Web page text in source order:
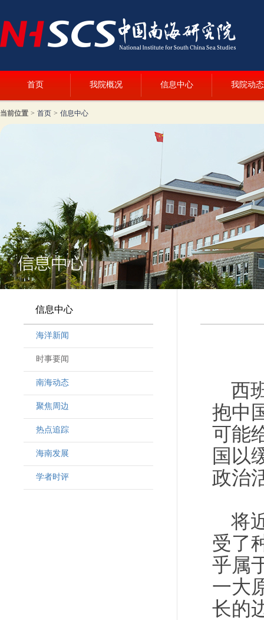
首页 我院概况 信息中心 我院动态
当前位置 > 首页 > 信息中心
信息中心
海洋新闻
时事要闻
南海动态
聚焦周边
热点追踪
海南发展
学者时评
西
抱中
可能
国以
政治
将
受了
乎属
一大
长的